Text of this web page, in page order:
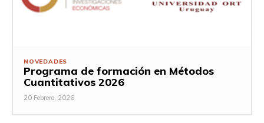
NOVEDADES
Programa de formación en Métodos
Cuantitativos 2026
20 Febrero, 2026